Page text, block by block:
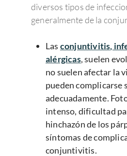
diversos tipos de
generalmente de la
Las conjuntivitis,
alérgicas, suelen
no suelen afectar la
pueden complicarse
adecuadamente.
intenso, dificultad
hinchazón de los
síntomas de
conjuntivitis.